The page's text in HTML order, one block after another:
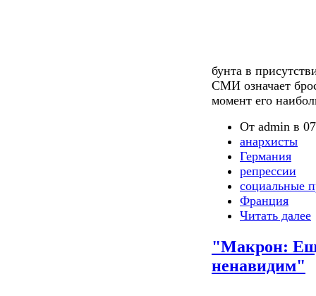
бунта в
СМИ означает
момент его
От admin в
анархисты
Германия
репрессии
социальные
Франция
Читать далее
"Макрон:
ненавидим"